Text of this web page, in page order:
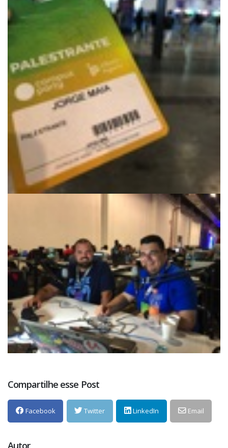
Compartilhe esse Post
Facebook Twitter LinkedIn Email
Autor